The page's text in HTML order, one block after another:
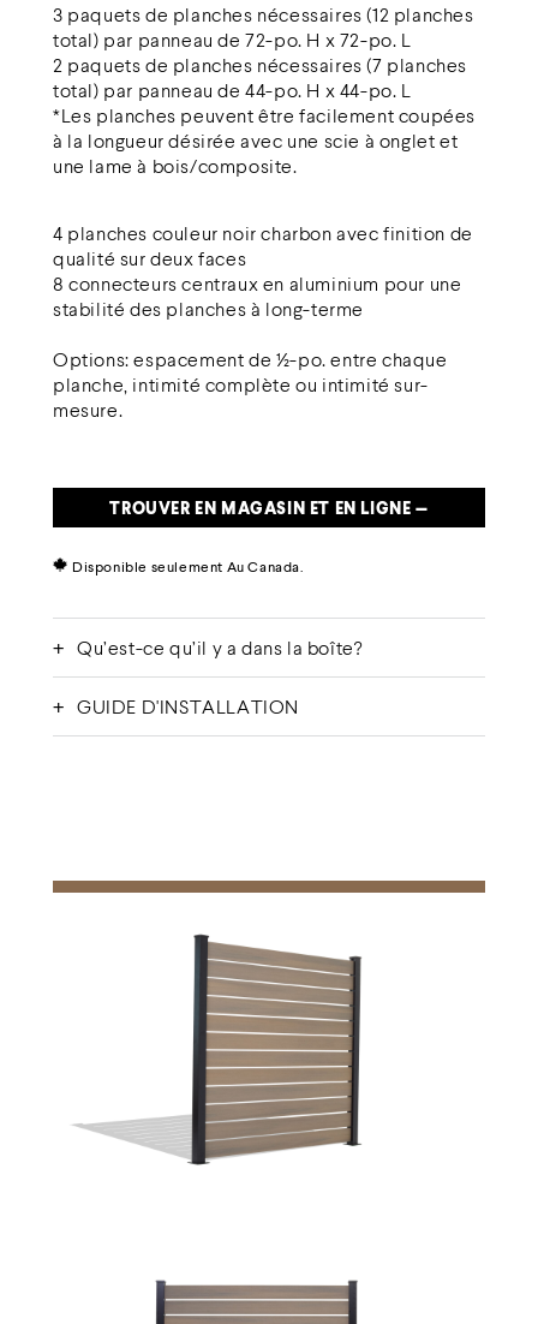
3 paquets de planches nécessaires (12 planches
total) par panneau de 72-po. H x 72-po. L
2 paquets de planches nécessaires (7 planches
total) par panneau de 44-po. H x 44-po. L
*Les planches peuvent être facilement coupées
à la longueur désirée avec une scie à onglet et
une lame à bois/composite.
4 planches couleur noir charbon avec finition de
qualité sur deux faces
8 connecteurs centraux en aluminium pour une
stabilité des planches à long-terme
Options: espacement de ½-po. entre chaque
planche, intimité complète ou intimité sur-
mesure.
TROUVER EN MAGASIN ET EN LIGNE —
Disponible seulement Au Canada
Qu’est-ce qu’il y a dans la boîte?
GUIDE D'INSTALLATION